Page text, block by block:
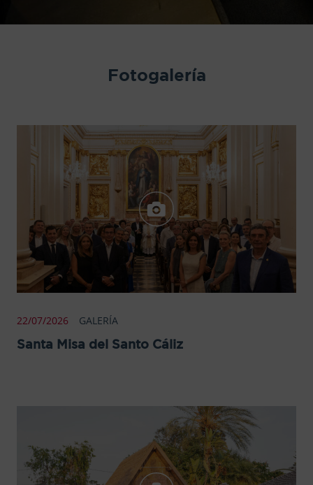
Fotogalería
22/07/2026 GALERÍA
Santa Misa del Santo Cáliz